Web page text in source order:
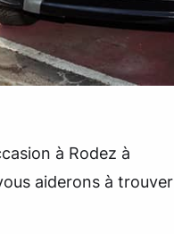
à Rodez à
aiderons à trouver